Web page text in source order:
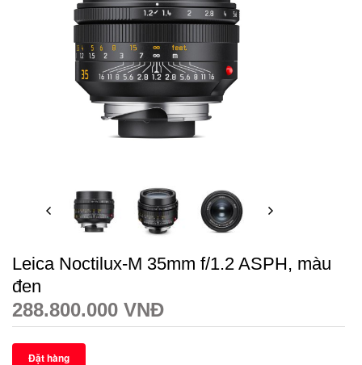
Leica Noctilux-M 35mm f/1.2 ASPH, màu
đen
288.800.000 VNĐ